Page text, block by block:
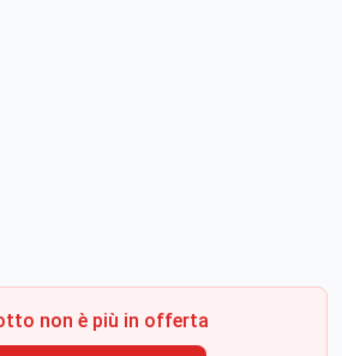
non è più in offerta